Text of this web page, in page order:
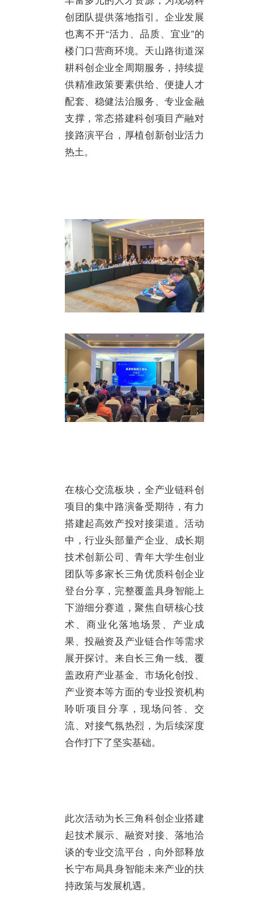
创团队提供落地指引。企业发展
也离不开“活力、品质、宜业”的
楼门口营商环境。天山路街道深
耕科创企业全周期服务，持续提
供精准政策要素供给、便捷人才
配套、稳健法治服务、专业金融
支撑，常态搭建科创项目产融对
接路演平台，厚植创新创业活力
热土。
在核心交流板块，全产业链科创
项目的集中路演备受期待，有力
搭建起高效产投对接渠道。活动
中，行业头部量产企业、成长期
技术创新公司、青年大学生创业
团队等多家长三角优质科创企业
登台分享，完整覆盖具身智能上
下游细分赛道，聚焦自研核心技
术、商业化落地场景、产业成
果、投融资及产业链合作等需求
展开探讨。来自长三角一线、覆
盖政府产业基金、市场化创投、
产业资本等方面的专业投资机构
聆听项目分享，现场问答、交
流、对接气氛热烈，为后续深度
合作打下了坚实基础。
此次活动为长三角科创企业搭建
起技术展示、融资对接、落地洽
谈的专业交流平台，向外部释放
长宁布局具身智能未来产业的扶
持政策与发展机遇。